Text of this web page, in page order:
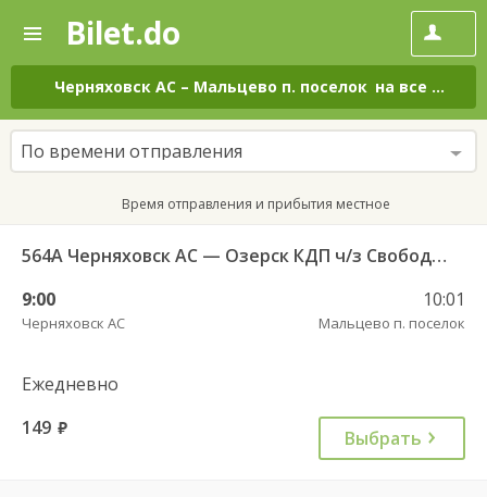
—
Поиск
и
покупка
билетов
на
автобус
онлайн
Bilet.do
Черняховск АС – Мальцево п. поселок на все дни
По времени отправления
Время отправления и прибытия местное
564А Черняховск АС — Озерск КДП ч/з Свобода п., Липки п.
9:00
Черняховск АС
10:01
Мальцево п. поселок
Ежедневно
149 руб. Выбрать